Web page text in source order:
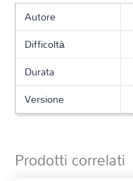
Autore
Difficoltà
Durata
Versione
Prodotti correlati